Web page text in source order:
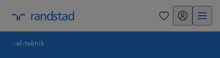
0 mitt randstad
el-teknik